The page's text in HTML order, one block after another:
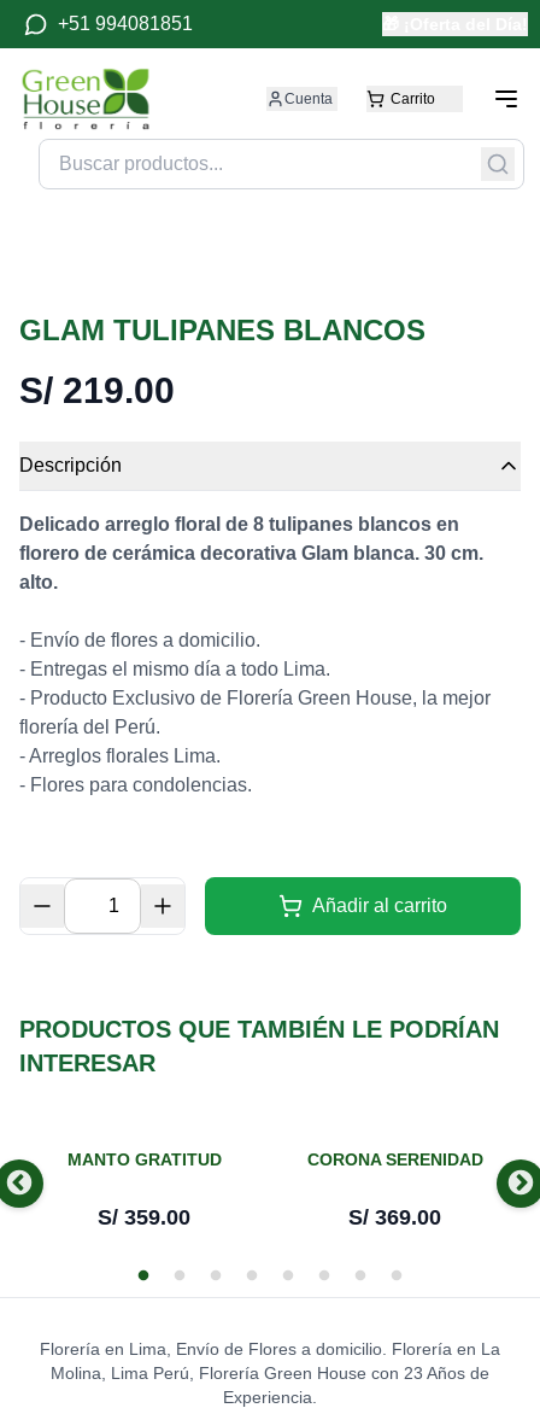
+51 994081851
Cuenta Carrito
GLAM TULIPANES BLANCOS
S/ 219.00
Descripción
Delicado arreglo floral de 8 tulipanes blancos en
florero de cerámica decorativa Glam blanca. 30 cm.
alto.
- Envío de flores a domicilio.
- Entregas el mismo día a todo Lima.
- Producto Exclusivo de Florería Green House, la mejor
florería del Perú.
- Arreglos florales Lima.
- Flores para condolencias.
Añadir al carrito
PRODUCTOS QUE TAMBIÉN LE PODRÍAN
INTERESAR
MANTO GRATITUD
S/359.00
CORONA SERENIDAD
S/369.00
Florería en Lima, Envío de Flores a domicilio. Florería en La
Molina, Lima Perú, Florería Green House con 23 Años de
Experiencia.